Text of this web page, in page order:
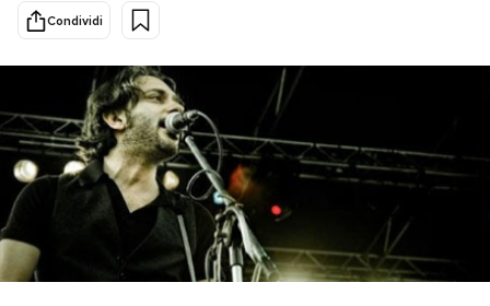
Scienza
Economia
Sport
Altrecose
PODCAST
Condividi